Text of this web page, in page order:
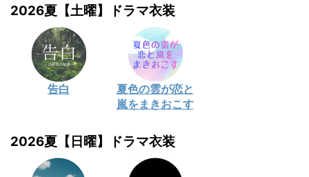
2026夏【土曜】ドラマ衣装
告白
夏色の雲が恋と
嵐をまきおこす
2026夏【日曜】ドラマ衣装